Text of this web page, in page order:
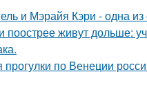
и Мэрайя Кэри - одна
поострее живут дольше:
по Венеции